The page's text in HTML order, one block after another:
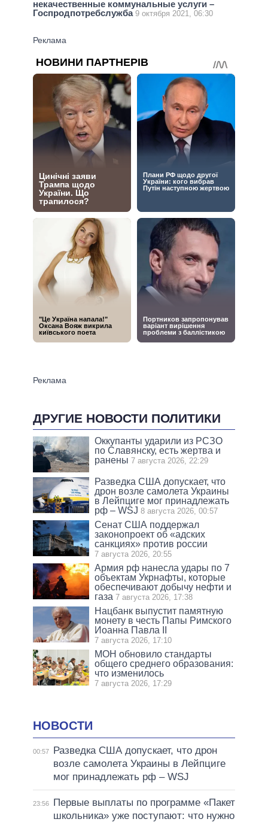
некачественные коммунальные услуги –
Госпродпотребслужба 9 октября 2021, 06:30
ДРУГИЕ НОВОСТИ ПОЛИТИКИ
Оккупанты ударили из РСЗО
по Славянску, есть жертва и
ранены 7 августа 2026, 22:29
Разведка США допускает, что
дрон возле самолета Украины
в Лейпциге мог принадлежать
рф – WSJ 8 августа 2026, 00:57
Сенат США поддержал
законопроект об «адских
санкциях» против россии
7 августа 2026, 20:55
Армия рф нанесла удары по 7
объектам Укрнафты, которые
обеспечивают добычу нефти и
газа 7 августа 2026, 17:38
Нацбанк выпустит памятную
монету в честь Папы Римского
Иоанна Павла II
7 августа 2026, 17:10
МОН обновило стандарты
общего среднего образования:
что изменилось
7 августа 2026, 17:29
НОВОСТИ
00:57
Разведка США допускает, что дрон
возле самолета Украины в Лейпциге
мог принадлежать рф – WSJ
23:56
Первые выплаты по программе «Пакет
школьника» уже поступают: что нужно